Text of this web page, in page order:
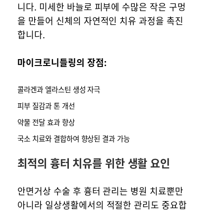
니다. 미세한 바늘로 피부에 수많은 작은 구멍
을 만들어 신체의 자연적인 치유 과정을 촉진
합니다.
마이크로니들링의 장점:
콜라겐과 엘라스틴 생성 자극
피부 질감과 톤 개선
약물 전달 효과 향상
국소 치료와 결합하여 향상된 결과 가능
최적의 흉터 치유를 위한 생활 요인
안면거상 수술 후 흉터 관리는 병원 치료뿐만
아니라 일상생활에서의 적절한 관리도 중요합